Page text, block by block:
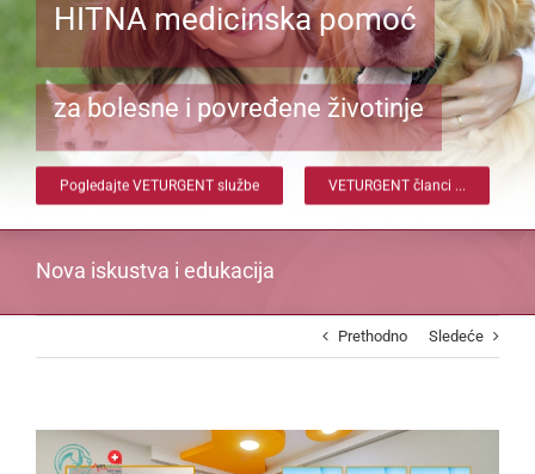
HITNA medicinska pomoć
za bolesne i povređene životinje
Pogledajte VETURGENT službe VETURGENT članci ...
Nova iskustva i edukacija
Prethodno Sledeće
Larger